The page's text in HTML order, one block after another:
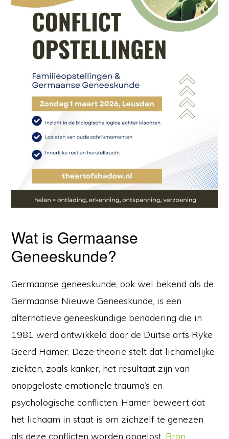
Wat is Germaanse
Geneeskunde?
Germaanse geneeskunde, ook wel bekend als de
Germaanse Nieuwe Geneeskunde, is een
alternatieve geneeskundige benadering die in
1981 werd ontwikkeld door de Duitse arts Ryke
Geerd Hamer. Deze theorie stelt dat lichamelijke
ziekten, zoals kanker, het resultaat zijn van
onopgeloste emotionele trauma’s en
psychologische conflicten. Hamer beweert dat
het lichaam in staat is om zichzelf te genezen
als deze conflicten worden opgelost. Bron